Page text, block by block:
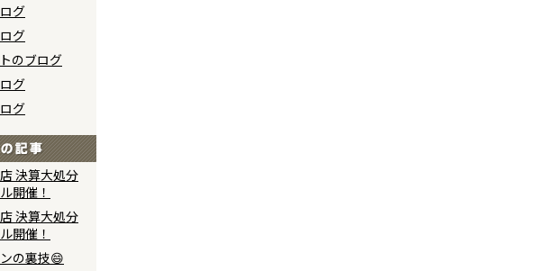
グ
グ
のブログ
グ
グ
決算大処分
開催！
決算大処分
開催！
の裏技😄